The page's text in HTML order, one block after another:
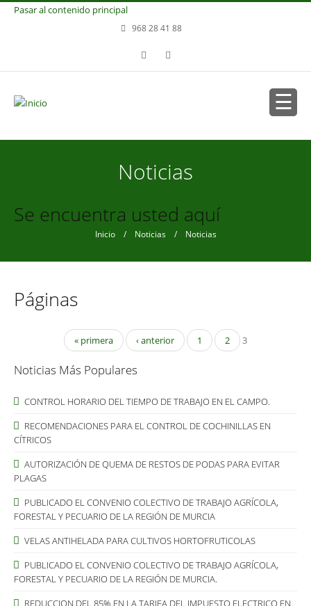
Pasar al contenido principal
968 28 41 88
Noticias
Se encuentra usted aquí
Inicio/ Noticias/ Noticias
Páginas
« primera ‹ anterior 1 2 3
Noticias Más Populares
CONTROL HORARIO DEL TIEMPO DE TRABAJO EN EL CAMPO.
RECOMENDACIONES PARA EL CONTROL DE COCHINILLAS EN
CÍTRICOS
AUTORIZACIÓN DE QUEMA DE RESTOS DE PODAS PARA EVITAR
PLAGAS
PUBLICADO EL CONVENIO COLECTIVO DE TRABAJO AGRÍCOLA,
FORESTAL Y PECUARIO DE LA REGIÓN DE MURCIA
VELAS ANTIHELADA PARA CULTIVOS HORTOFRUTICOLAS
PUBLICADO EL CONVENIO COLECTIVO DE TRABAJO AGRÍCOLA,
FORESTAL Y PECUARIO DE LA REGIÓN DE MURCIA.
REDUCCION DEL 85% EN LA TARIFA DEL IMPUESTO ELECTRICO EN